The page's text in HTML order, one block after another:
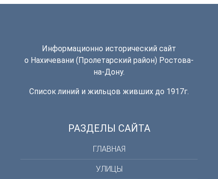
Информационно исторический сайт
о Нахичевани (Пролетарский район) Ростова-
на-Дону.
Список линий и жильцов живших до 1917г.
РАЗДЕЛЫ САЙТА
ГЛАВНАЯ
УЛИЦЫ